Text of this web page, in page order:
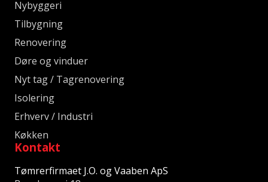
Nybyggeri
Tilbygning
Renovering
Døre og vinduer
Nyt tag / Tagrenovering
Isolering
Erhverv / Industri
Køkken
Kontakt
Tømrerfirmaet J.O. og Vaaben ApS